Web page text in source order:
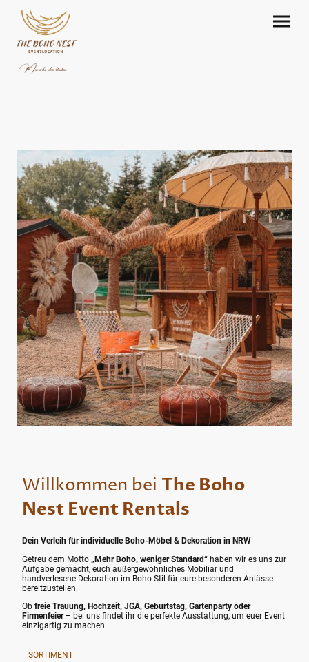
Willkommen bei The Boho
Nest Event Rentals
Dein Verleih für individuelle Boho-Möbel & Dekoration in NRW
Getreu dem Motto „Mehr Boho, weniger Standard“ haben wir es uns zur
Aufgabe gemacht, euch außergewöhnliches Mobiliar und
handverlesene Dekoration im Boho-Stil für eure besonderen Anlässe
bereitzustellen.
Ob freie Trauung, Hochzeit, JGA, Geburtstag, Gartenparty oder
Firmenfeier– bei uns findet ihr die perfekte Ausstattung, um euer Event
einzigartig zu machen.
SORTIMENT